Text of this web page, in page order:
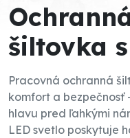
šiltovka
Pracovná ochranná
komfort a bezpečnosť
hlavu pred ľahkými
LED svetlo poskytuje